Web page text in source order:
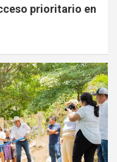
prioritario en